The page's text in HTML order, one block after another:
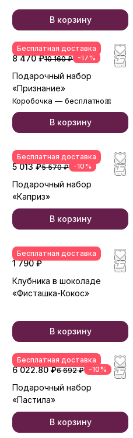
В корзину
Бесплатная доставка
8 470 ₽10 160 ₽ -17%
Подарочный набор
«Признание»
Коробочка — бесплатно🎀
В корзину
Бесплатная доставка
5 013 ₽5 570 ₽ -10%
Подарочный набор
«Каприз»
В корзину
Бесплатная доставка
1 790 ₽
Клубника в шоколаде
«Фисташка-Кокос»
В корзину
Бесплатная доставка
6 022.80 ₽6 692 ₽ -10%
Подарочный набор
«Пастила»
В корзину